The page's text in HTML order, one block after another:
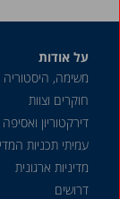
על אודות
משימה, היסטוריה
חוקרים וצוות
דירקטוריון
עמיתי תכניות
מדיניות ארגונית
דרושים